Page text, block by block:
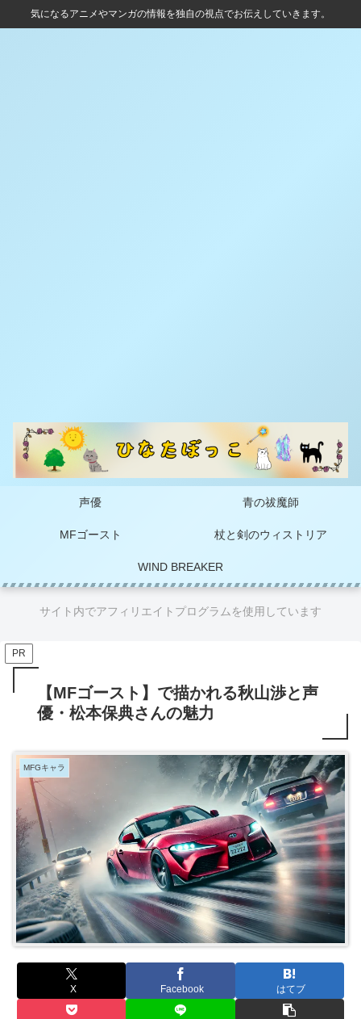
気になるアニメやマンガの情報を独自の視点でお伝えしていきます。
声優 青の祓魔師
MFゴースト 杖と剣のウィストリア
WIND BREAKER
サイト内でアフィリエイトプログラムを使用しています
PR
【MFゴースト】で描かれる秋山渉と声
優・松本保典さんの魅力
MFGキャラ
X Facebook はてブ